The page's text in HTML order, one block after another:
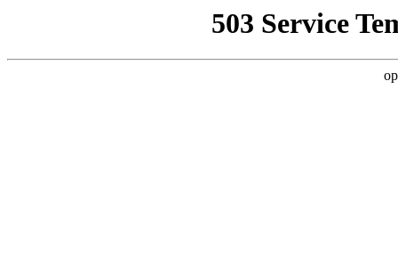
503 Service